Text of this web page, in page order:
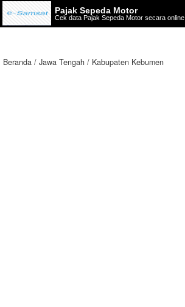
Pajak Sepeda Motor
Cek data Pajak Sepeda Motor secara online
Beranda Jawa Tengah Kabupaten Kebumen